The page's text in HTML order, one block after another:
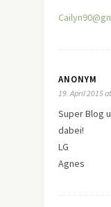
ANONYM
19. April 2015
Super Blog
dabei!
LG
Agnes